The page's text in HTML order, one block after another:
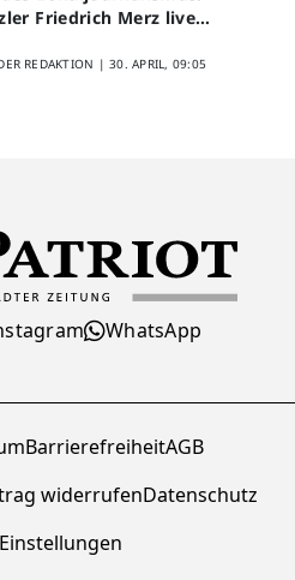
Friedrich Merz live
REDAKTION |30. APRIL, 09:05
WhatsApp
BarrierefreiheitAGB
widerrufenDatenschutz